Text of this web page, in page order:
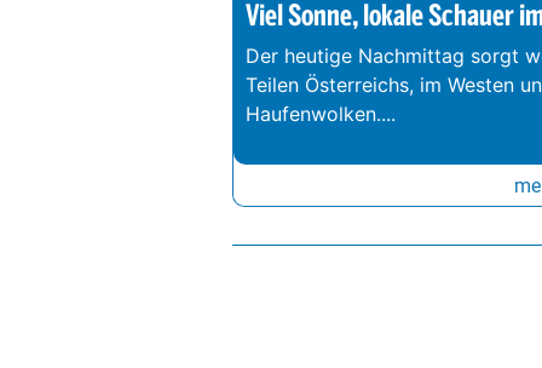
Viel Sonne, lokale Schauer
Der heutige Nachmittag sorgt
Teilen Österreichs, im Westen
Haufenwolken....